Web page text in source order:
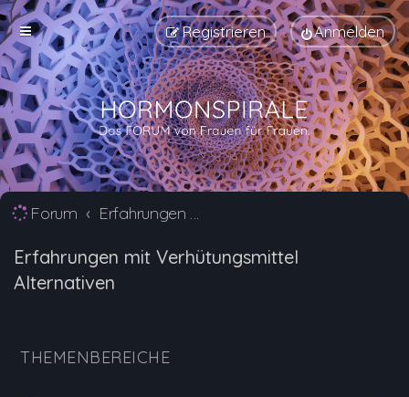
Anmelden
Registrieren
Forum Erfahrungen mit Verhütungsmittel Alternativen
Erfahrungen mit Verhütungsmittel
Alternativen